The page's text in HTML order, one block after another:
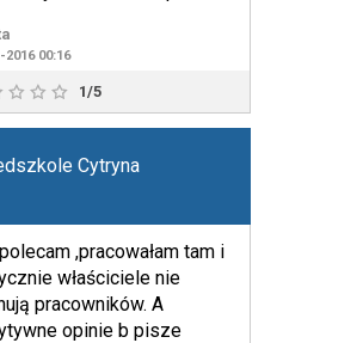
2016 00:16
1/5
Cytryna
,pracowałam tam i
właściciele nie
pracowników. A
opinie b pisze